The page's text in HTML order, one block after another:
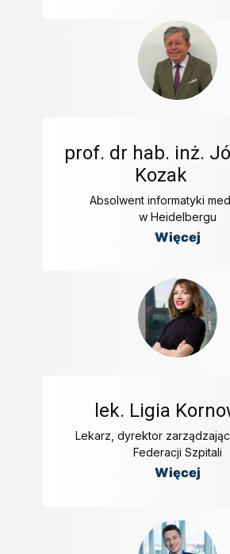
prof. dr hab. inż.
Kozak
Absolwent informatyki
w Heidelbergu
Więcej
lek. Ligia
Lekarz, dyrektor
Federacji Szpitali
Więcej